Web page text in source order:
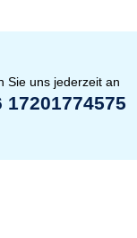
Sie uns jederzeit an
17201774575